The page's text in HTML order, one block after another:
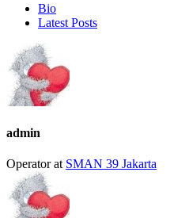
Bio
Latest Posts
admin
Operatorat SMAN 39 Jakarta